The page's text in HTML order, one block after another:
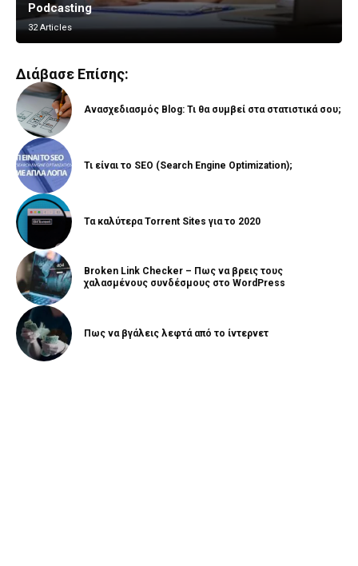
Podcasting
32 Articles
Vlogging
8 Articles
Διάβασε Επίσης:
Ανασχεδιασμός Blog: Τι θα συμβεί στα στατιστικά σου;
Τι είναι το SEO (Search Engine Optimization);
Τα καλύτερα Torrent Sites για το 2020
Broken Link Checker – Πως να βρεις τους
χαλασμένους συνδέσμους στο WordPress
Πως να βγάλεις λεφτά από το ίντερνετ